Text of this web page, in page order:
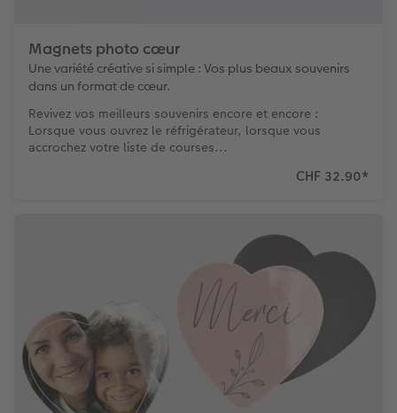
Magnets photo cœur
Une variété créative si simple : Vos plus beaux souvenirs
dans un format de cœur.
Revivez vos meilleurs souvenirs encore et encore :
Lorsque vous ouvrez le réfrigérateur, lorsque vous
accrochez votre liste de courses...
CHF 32.90*